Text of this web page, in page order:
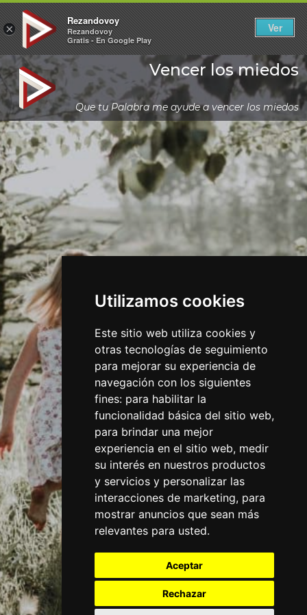
Utilizamos cookies
Este sitio web utiliza cookies y
otras tecnologías de seguimiento
para mejorar su experiencia de
navegación con los siguientes
fines: para habilitar la
funcionalidad básica del sitio web,
para brindar una mejor
experiencia en el sitio web, medir
su interés en nuestros productos
y servicios y personalizar las
interacciones de marketing, para
mostrar anuncios que sean más
relevantes para usted.
Aceptar
Rechazar
×
Rezandovoy
Rezandovoy
Gratis - En Google Play
Ver
Vencer los miedos
Que tu Palabra me ayude a vencer los miedos